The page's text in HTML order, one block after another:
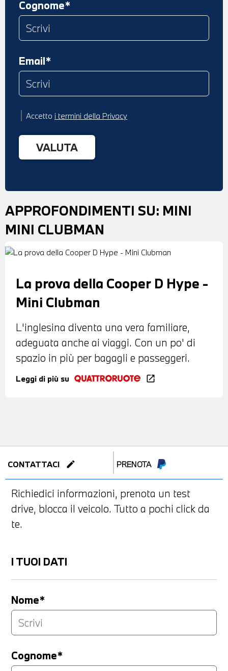
Cognome*
Email*
Accetto i termini della Privacy
APPROFONDIMENTI SU: MINI
MINI CLUBMAN
La prova della Cooper D Hype -
Mini Clubman
L'inglesina diventa una vera familiare,
adeguata anche ai viaggi. Con un po' di
spazio in più per bagagli e passeggeri.
Leggi di più su open_in_new
CONTATTACI edit PRENOTA
Richiedici informazioni, prenota un test
drive, blocca il veicolo. Tutto a pochi click da
te.
I TUOI DATI
Nome*
Cognome*